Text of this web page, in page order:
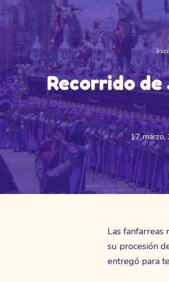
Recorrido de
17 marzo,
Las fanfarreas
su procesión
entregó para